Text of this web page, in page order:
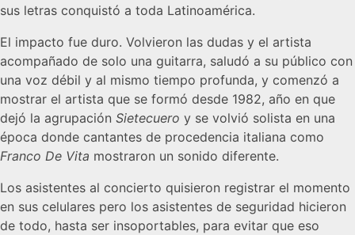
sus letras conquistó a toda Latinoamérica.
El impacto fue duro. Volvieron las dudas y el artista
acompañado de solo una guitarra, saludó a su público con
una voz débil y al mismo tiempo profunda, y comenzó a
mostrar el artista que se formó desde 1982, año en que
dejó la agrupación Sietecuero y se volvió solista en una
época donde cantantes de procedencia italiana como
Franco De Vita mostraron un sonido diferente.
Los asistentes al concierto quisieron registrar el momento
en sus celulares pero los asistentes de seguridad hicieron
de todo, hasta ser insoportables, para evitar que eso